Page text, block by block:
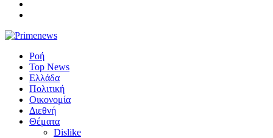
Ροή
Top News
Ελλάδα
Πολιτική
Οικονομία
Διεθνή
Θέματα
Dislike